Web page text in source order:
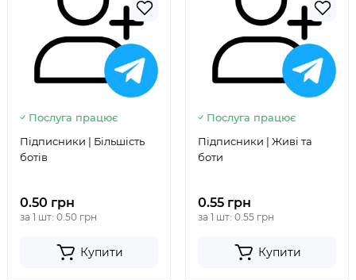
Послуга працює
Підписники | Більшість
ботів
0.50 грн
за 1 шт: 0.50 грн
Купити
Послуга працює
Підписники | Живі та
боти
0.55 грн
за 1 шт: 0.55 грн
Купити